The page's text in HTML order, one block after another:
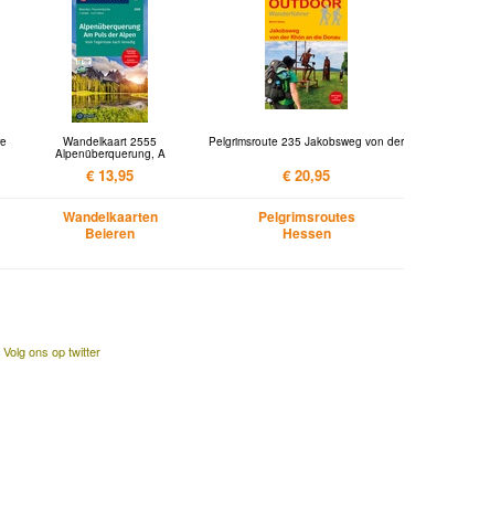
Wandelkaart 2555
Alpenüberquerung, A
€ 13,95
Wandelkaarten
Beieren
Pelgrimsroute 235 Jakobsweg von der
€ 20,95
Pelgrimsroutes
Hessen
Volg ons op twitter